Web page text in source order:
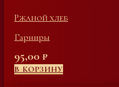
Ржаной хлеб
Гарниры
95,00 ₽
В КОРЗИНУ